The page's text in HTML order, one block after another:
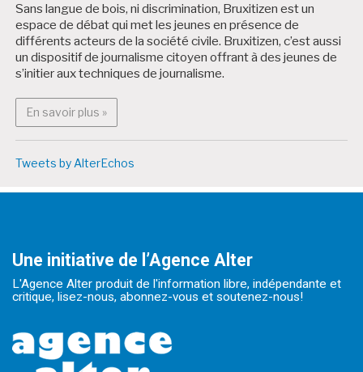
Sans langue de bois, ni discrimination, Bruxitizen est un
espace de débat qui met les jeunes en présence de
différents acteurs de la société civile. Bruxitizen, c’est aussi
un dispositif de journalisme citoyen offrant à des jeunes de
s’initier aux techniques de journalisme.
En savoir plus »En savoir plus : Bruxitizen
Tweets by AlterEchos
Une initiative de l’Agence Alter
L'Agence Alter produit de l'information libre, indépendante et
critique, lisez-nous, abonnez-vous et soutenez-nous!